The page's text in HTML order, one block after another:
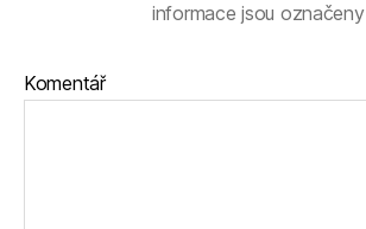
informace jsou označeny
Komentář